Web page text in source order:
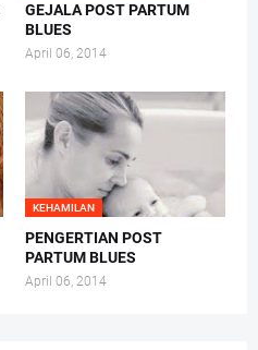
GEJALA POST PARTUM
BLUES
April 06, 2014
KEHAMILAN
PENGERTIAN POST
PARTUM BLUES
April 06, 2014